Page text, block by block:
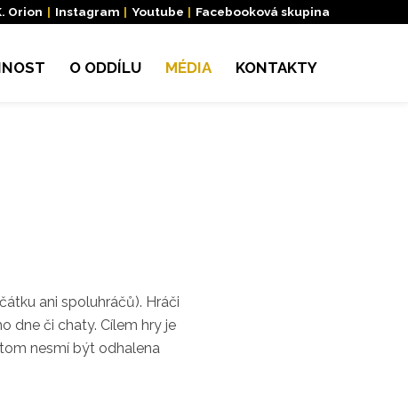
Orion | Instagram | Youtube | Facebooková skupina
O ODDÍLU MÉDIA KONTAKTY
ani spoluhráčů). Hráči
dne či chaty. Cílem hry je
nesmí být odhalena